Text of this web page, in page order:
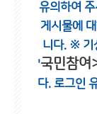
유의하여
게시물에
니다. ※ 기
'국민참여
다. 로그인